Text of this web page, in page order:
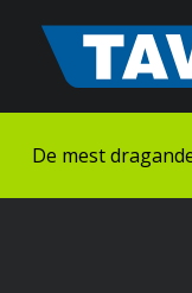
sisältöön
De mest